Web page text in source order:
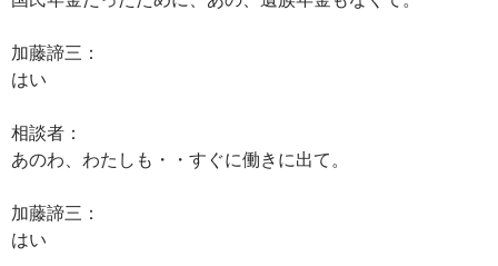
加藤諦三：
はい
相談者：
あのわ、わたしも・・すぐに働きに出て。
加藤諦三：
はい